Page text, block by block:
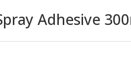
Adhesive